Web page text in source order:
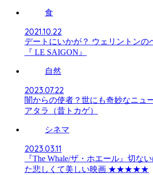
食
2021.10.22
デートにいかが？ ウェリントンの
『 LE SAIGON』
自然
2023.07.22
闇からの使者？世にも奇妙なニュ
アタラ（昔トカゲ）
シネマ
2023.03.11
『The Whale/ザ・ホエール』切な
た悲しくて美しい映画 ★★★★★